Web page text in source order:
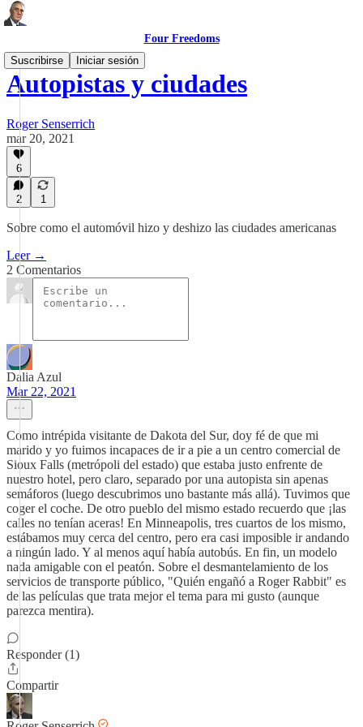
Four Freedoms
Suscribirse
Iniciar sesión
Autopistas y ciudades
Roger Senserrich
mar 20, 2021
6
2 1
Sobre como el automóvil hizo y deshizo las ciudades americanas
Leer →
2 Comentarios
Dalia Azul
Mar 22, 2021
Como intrépida visitante de Dakota del Sur, doy fé de que mi
marido y yo fuimos incapaces de ir a pie a un centro comercial de
Sioux Falls (metrópoli del estado) que estaba justo enfrente de
nuestro hotel, pero claro, separado por una autopista sin apenas
semáforos (luego descubrimos uno bastante más allá). Tuvimos que
coger el coche. De otro pueblo del mismo estado recuerdo que ¡las
calles no tenían aceras! En Minneapolis, tres cuartos de los mismo,
estábamos muy cerca del centro, pero era casi imposible ir andando
a ningún lado. Y al menos aquí había autobús. En fin, un modelo
nada amigable con el peatón. Sobre el desmantelamiento de los
servicios de transporte público, "Quién engañó a Roger Rabbit" es
de las películas que trata mejor el tema para mi gusto (aunque
parezca mentira).
Responder (1)
Compartir